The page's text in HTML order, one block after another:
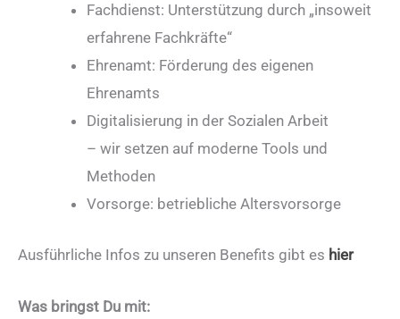
Fachdienst: Unterstützung durch „insoweit
erfahrene Fachkräfte“
Ehrenamt: Förderung des eigenen
Ehrenamts
Digitalisierung in der Sozialen Arbeit
– wir setzen auf moderne Tools und
Methoden
Vorsorge: betriebliche Altersvorsorge
Ausführliche Infos zu unseren Benefits gibt es hier
Was bringst Du mit: